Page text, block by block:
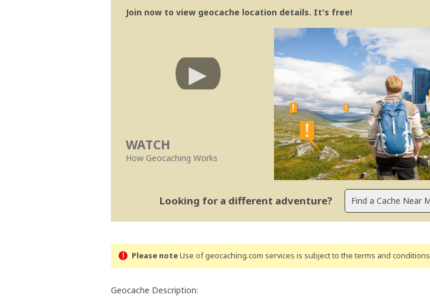
Join now to view geocache location details. It's free!
WATCH
How Geocaching Works
Looking for a different adventure?
Please noteUse of geocaching.com services is subject to the terms and conditions
Geocache Description: